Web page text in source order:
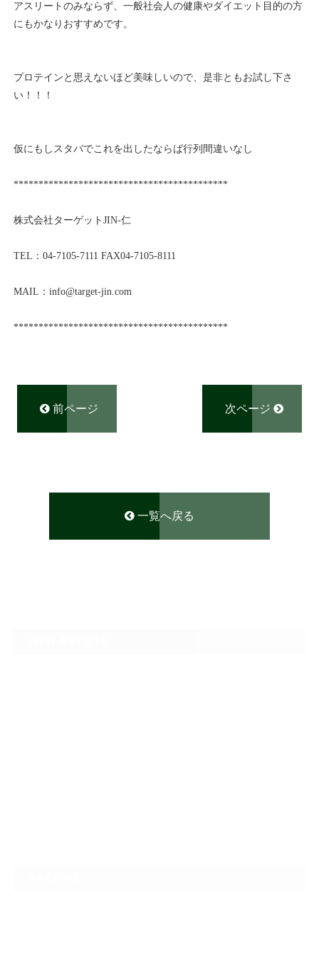
アスリートのみならず、一般社会人の健康やダイエット目的の方
にもかなりおすすめです。
プロテインと思えないほど美味しいので、是非ともお試し下さ
い！！！
仮にもしスタバでこれを出したならば行列間違いなし
*******************************************
株式会社ターゲットJIN-仁
TEL：04-7105-7111 FAX04-7105-8111
MAIL：info@target-jin.com
*******************************************
前ページ 次ページ
一覧へ戻る